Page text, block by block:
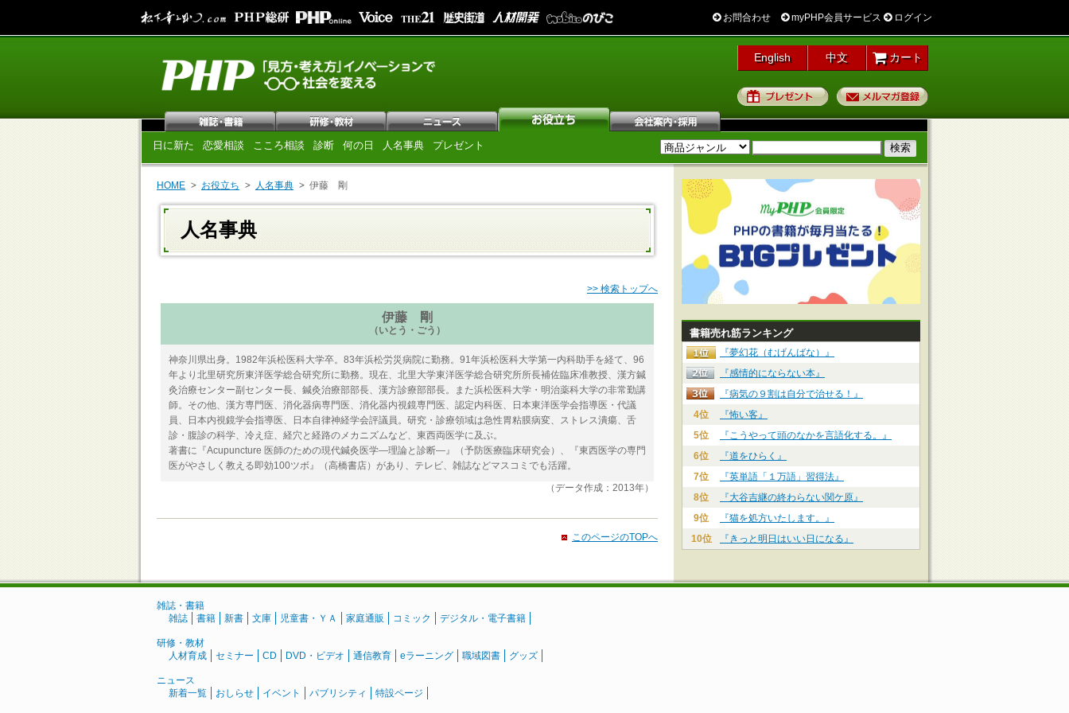
お問合わせ myPHP会員サービス ログイン
English 中文 カート
プレゼント
日に新た 恋愛相談 こころ相談 診断 何の日 人名事典 プレゼント
HOME お役立ち 人名事典 伊藤 剛
人名事典
>> 検索トップへ
伊藤 剛
（いとう・ごう）
神奈川県出身。1982年浜松医科大学卒。83年浜松労災病院に勤務。91年浜松医科大学第一内科助手を経て、96
年より北里研究所東洋医学総合研究所に勤務。現在、北里大学東洋医学総合研究所所長補佐臨床准教授、漢方鍼
灸治療センター副センター長、鍼灸治療部部長、漢方診療部部長。また浜松医科大学・明治薬科大学の非常勤講
師。その他、漢方専門医、消化器病専門医、消化器内視鏡専門医、認定内科医、日本東洋医学会指導医・代議
員、日本内視鏡学会指導医、日本自律神経学会評議員。研究・診療領域は急性胃粘膜病変、ストレス潰瘍、舌
診・腹診の科学、冷え症、経穴と経路のメカニズムなど、東西両医学に及ぶ。
著書に『Acupuncture 医師のための現代鍼灸医学―理論と診断―』（予防医療臨床研究会）、『東西医学の専門
医がやさしく教える即効100ツボ』（高橋書店）があり、テレビ、雑誌などマスコミでも活躍。
（データ作成：2013年）
このページのTOPへ
書籍売れ筋ランキング
『夢幻花（むげんばな）』
『感情的にならない本』
『病気の９割は自分で治せる！』
4位
『怖い客』
5位
『こうやって頭のなかを言語化する。』
6位
『道をひらく』
7位
『英単語「１万語」習得法』
8位
『大谷吉継の終わらない関ケ原』
9位
『猫を処方いたします。』
10位
『きっと明日はいい日になる』
雑誌・書籍
雑誌
書籍 新書 文庫 児童書・ＹＡ 家庭通販 コミック デジタル・電子書籍
研修・教材
人材育成
セミナー CD DVD・ビデオ 通信教育 eラーニング 職域図書 グッズ
ニュース
新着一覧
おしらせ イベント パブリシティ 特設ページ